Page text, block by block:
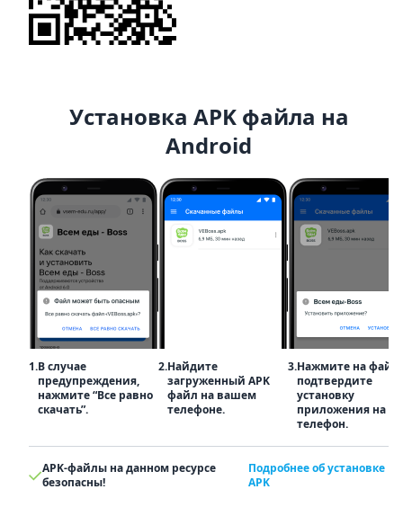
Установка APK файла на
Android
1.В случае
предупреждения,
нажмите “Все равно
скачать”.
2.Найдите
загруженный APK
файл на вашем
телефоне.
3.Нажмите на файл
подтвердите
установку
приложения на
телефон.
APK-файлы на данном ресурсе
безопасны!
Подробнее об установке
APK